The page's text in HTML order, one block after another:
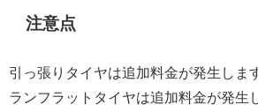
注意点
引っ張りタイヤは追加料金が発生しま
ランフラットタイヤは追加料金が発生